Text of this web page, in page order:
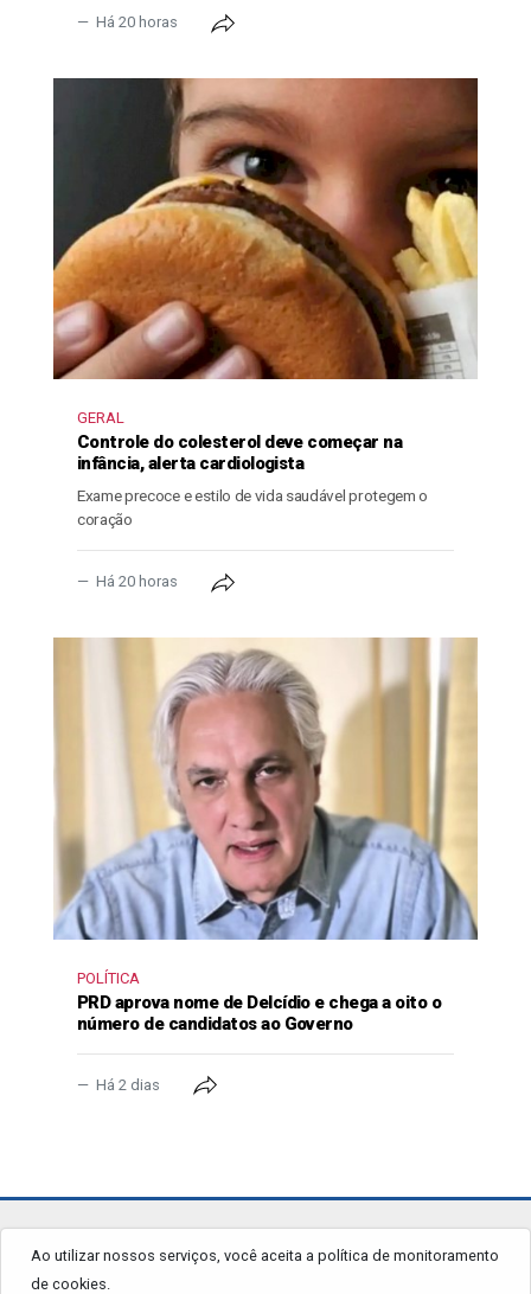
Há 20 horas
GERAL
Controle do colesterol deve começar na
infância, alerta cardiologista
Exame precoce e estilo de vida saudável protegem o
coração
Há 20 horas
POLÍTICA
PRD aprova nome de Delcídio e chega a oito o
número de candidatos ao Governo
Há 2 dias
Ao utilizar nossos serviços, você aceita a política de monitoramento
de cookies.
jornalgrandourados.com.br